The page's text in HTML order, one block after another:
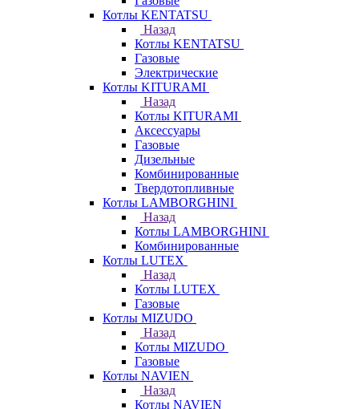
Котлы KENTATSU
Назад
Котлы KENTATSU
Газовые
Электрические
Котлы KITURAMI
Назад
Котлы KITURAMI
Аксессуары
Газовые
Дизельные
Комбинированные
Твердотопливные
Котлы LAMBORGHINI
Назад
Котлы LAMBORGHINI
Комбинированные
Котлы LUTEX
Назад
Котлы LUTEX
Газовые
Котлы MIZUDO
Назад
Котлы MIZUDO
Газовые
Котлы NAVIEN
Назад
Котлы NAVIEN